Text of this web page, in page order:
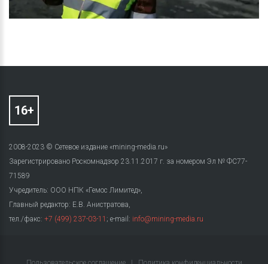
2008-2023 © Сетевое издание «mining-media.ru»
Зарегистрировано Роскомнадзор 23.11.2017 г. за номером Эл № ФС77-
71589
Учредитель: ООО НПК «Гемос Лимитед»,
Главный редактор: Е.В. Анистратова,
тел./факс: +7 (499) 237-03-11 ; e-mail: info@mining-media.ru